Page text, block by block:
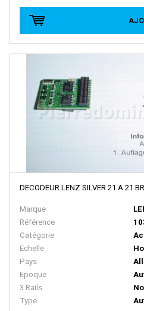
COLINTER PRODUCTION
COLLE 21
CON-COR
D+R MODELLBAHN
DACKER
DAPOL
DIECAST MODEL
Disque Rouge
DM TOYS
DOLISCHO
DRAGON
DECODEUR LENZ SILVER 21 A 21
Marque
Référence
Catégorie
Echelle
Ho
Pays
Epoque
3 Rails
Type